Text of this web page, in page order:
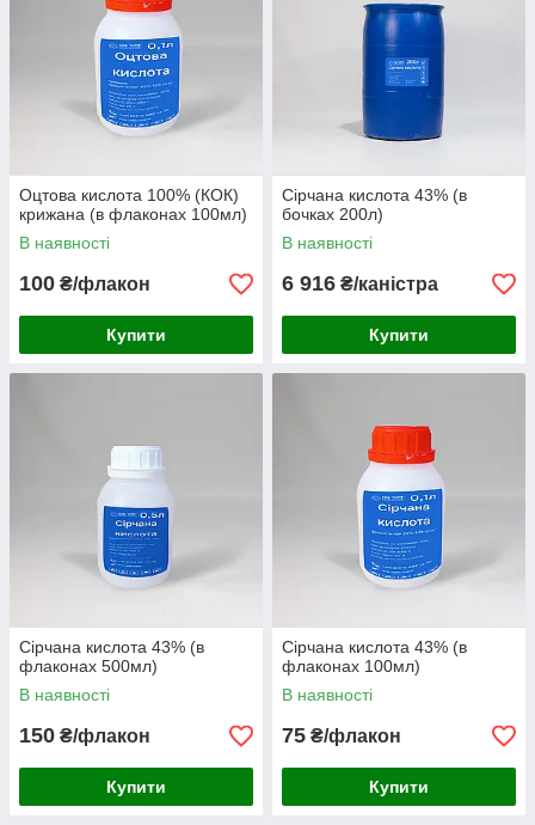
Оцтова кислота 100% (КОК)
крижана (в флаконах 100мл)
В наявності
100 ₴/флакон
Купити
Сірчана кислота 43% (в
бочках 200л)
В наявності
6 916 ₴/каністра
Купити
Сірчана кислота 43% (в
флаконах 500мл)
В наявності
150 ₴/флакон
Купити
Сірчана кислота 43% (в
флаконах 100мл)
В наявності
75 ₴/флакон
Купити